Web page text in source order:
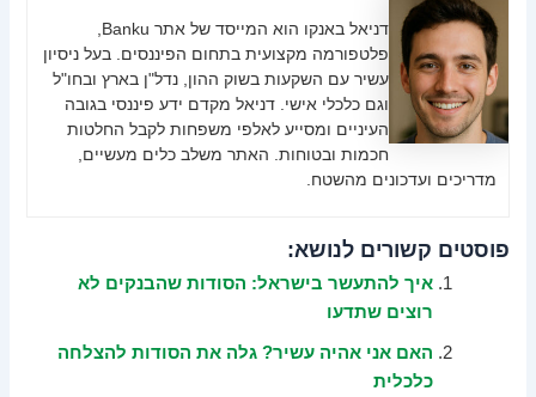
פלטפורמה מקצועית בתחום הפיננסים. בעל ניסיון
עשיר עם השקעות בשוק ההון, נדל"ן בארץ ובחו"ל
וגם כלכלי אישי. דניאל מקדם ידע פיננסי בגובה
העיניים ומסייע לאלפי משפחות לקבל החלטות
חכמות ובטוחות. האתר משלב כלים מעשיים,
מדריכים ועדכונים מהשטח.
פוסטים קשורים לנושא:
איך להתעשר בישראל: הסודות שהבנקים לא
רוצים שתדעו
האם אני אהיה עשיר? גלה את הסודות להצלחה
כלכלית